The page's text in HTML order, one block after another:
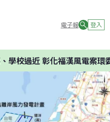
電子報 登入
近 彰化福漢風電案環委建議不